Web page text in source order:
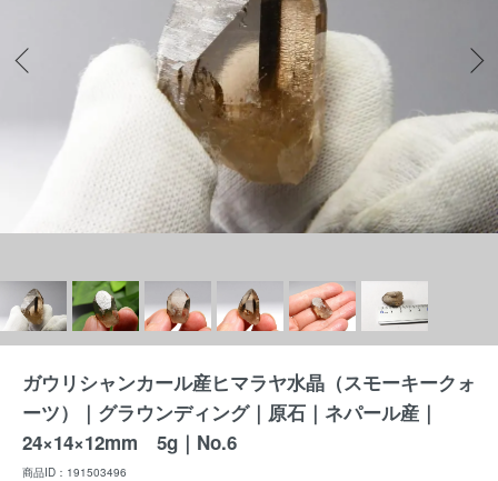
ガウリシャンカール産ヒマラヤ水晶（スモーキークォ
ーツ）｜グラウンディング｜原石｜ネパール産｜
24×14×12mm 5g｜No.6
商品ID：191503496